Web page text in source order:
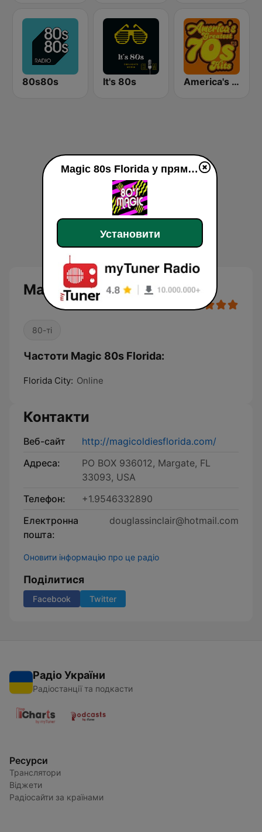
80s80s It's 80s America's Greatest 70s Hits
Magic 80s Florida
80-ті
Частоти Magic 80s Florida:
Florida City: Online
Контакти
Веб-сайт
http://magicoldiesflorida.com/
Адреса:
PO BOX 936012, Margate, FL
33093, USA
Телефон:
+1.9546332890
Електронна
пошта:
douglassinclair@hotmail.com
Оновити інформацію про це радіо
Поділитися
Facebook Twitter
Радіо України
Радіостанції та подкасти
Ресурси
Транслятори
Віджети
Радіосайти за країнами
Magic 80s Florida у прямому ефір
Установити